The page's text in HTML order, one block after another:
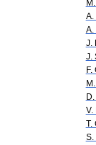
A.
A.
J.
J.
F.
V.
T.
S.